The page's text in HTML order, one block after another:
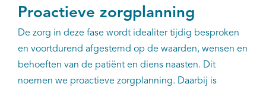
Proactieve zorgplanning
De zorg in deze fase wordt idealiter tijdig besproken
en voortdurend afgestemd op de waarden, wensen en
behoeften van de patiënt en diens naasten. Dit
noemen we proactieve zorgplanning. Daarbij is